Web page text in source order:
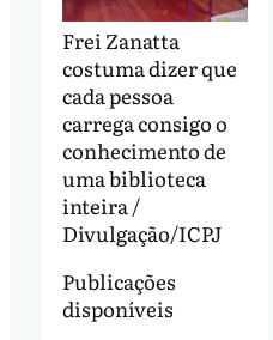
Frei Zanatta
costuma dizer que
cada pessoa
carrega consigo o
conhecimento de
uma biblioteca
inteira /
Divulgação/ICPJ
Publicações
disponíveis